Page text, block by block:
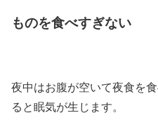
ものを食べすぎない
夜中はお腹が空いて夜食を
ると眠気が生じます。